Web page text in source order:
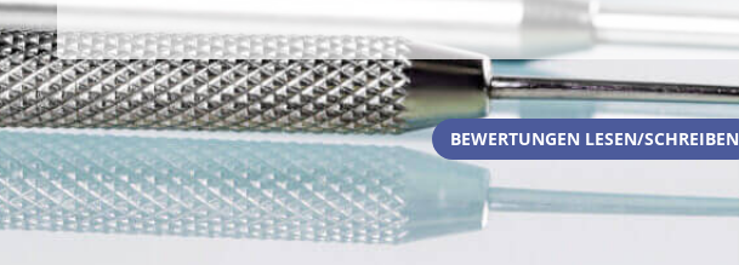
BEWERTUNGEN LESEN/SCHREIBEN